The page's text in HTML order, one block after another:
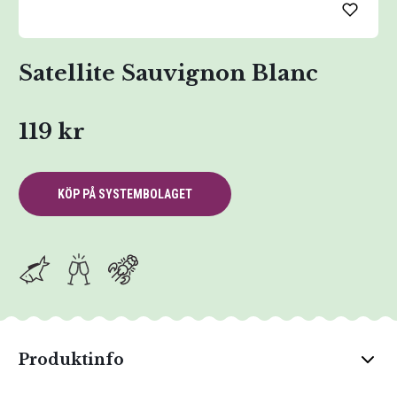
Satellite Sauvignon Blanc
119 kr
KÖP PÅ SYSTEMBOLAGET
Produktinfo